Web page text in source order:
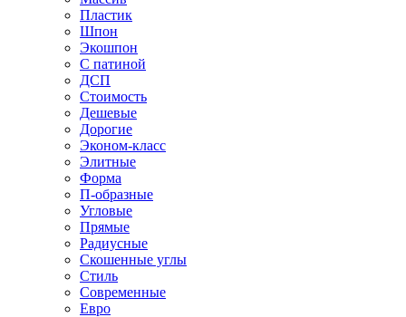
Пластик
Шпон
Экошпон
С патиной
ДСП
Стоимость
Дешевые
Дорогие
Эконом-класс
Элитные
Форма
П-образные
Угловые
Прямые
Радиусные
Скошенные углы
Стиль
Современные
Евро